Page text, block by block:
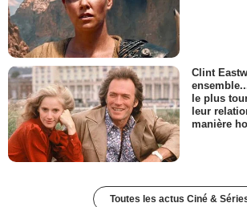
Clint
le plus
leur
manière
Toutes les actus Ciné &